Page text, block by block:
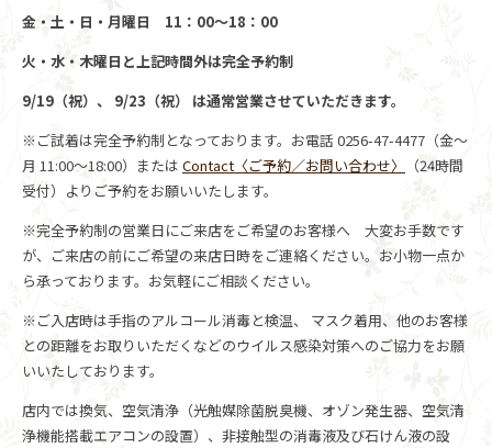
金・土・日・月曜日 11：00～18：00
火・水・木曜日と上記時間外は完全予約制
9/19（祝）、 9/23（祝） は通常営業させていただきます。
※ご試着は完全予約制となっております。お電話 0256-47-4477（金～
月 11:00～18:00）または Contact〈ご予約／お問い合わせ〉
（24時間
受付）よりご予約をお願いいたします。
※完全予約制の営業日にご来店をご希望のお客様へ 大変お手数です
が、ご来店の前にご希望の来店日時をご連絡ください。お小物一点か
ら承っております。お気軽にご相談ください。
※ご入店時は手指のアルコール消毒と検温、 マスク着用、他のお客様
との距離をお取りいただくなどのウイルス感染対策へのご協力をお願
いいたしております。
店内では換気、空気清浄（光触媒除菌脱臭機、オゾン発生器、空気清
浄機能搭載エアコンの設置）、非接触型の消毒液及び石けん液の設